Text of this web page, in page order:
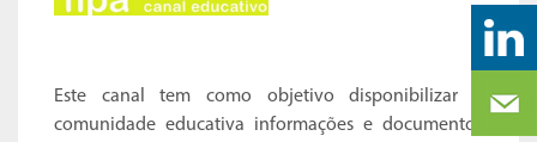
Este canal tem como objetivo disponibilizar à
comunidade educativa informações e documentos